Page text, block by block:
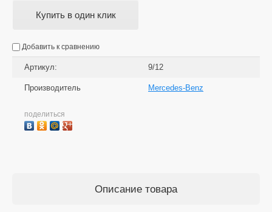
Купить в один клик
Добавить к сравнению
Артикул: 9/12
Производитель Mercedes-Benz
поделиться
Описание товара